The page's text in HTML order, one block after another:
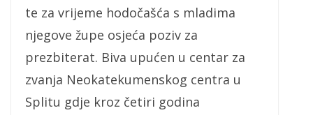
te za vrijeme hodočašća s mladima
njegove župe osjeća poziv za
prezbiterat. Biva upućen u centar za
zvanja Neokatekumenskog centra u
Splitu gdje kroz četiri godina